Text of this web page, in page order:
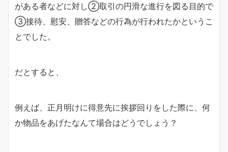
がある者などに対し②取引の円滑な進行を図る目的で
③接待、慰安、贈答などの行為が行われたかというこ
とでした。
だとすると、
例えば、正月明けに得意先に挨拶回りをした際に、何
か物品をあげたなんて場合はどうでしょう？